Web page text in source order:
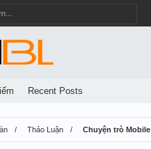
Thảo Luận Chuyện trò Mobile
Recent Posts